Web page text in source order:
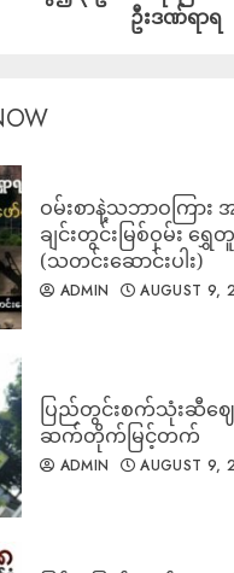
ဦးဒဏ်ရာရ
ဝမ်းစာနဲ့သဘာဝကြား
ချင်းတွင်းမြစ်ဝှမ်း ရွှေ
(သတင်းဆောင်းပါး)
ADMIN AUGUST 9,
ပြည်တွင်းစက်သုံးဆီဈေ
ဆက်တိုက်မြင့်တက်
ADMIN AUGUST 9,